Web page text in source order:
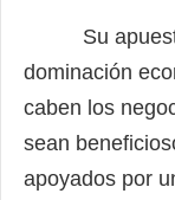
Su apuesta
dominación
caben los
sean
apoyados por